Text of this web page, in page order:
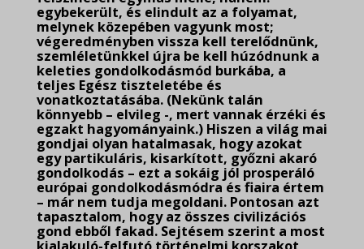
egybekerült, és elindult az a folyamat,
melynek közepében vagyunk most;
végeredményben vissza kell terelődnünk,
szemléletünkkel újra be kell húzódnunk a
keleties gondolkodásmód burkába, a
teljes Egész tiszteletébe és
vonatkoztatásába. (Nekünk talán
könnyebb – elvileg -, mert vannak érzéki és
egzakt hagyományaink.) Hiszen a világ mai
gondjai olyan hatalmasak, hogy azokat
egy partikuláris, kisarkított, győzni akaró
gondolkodás – ezt a sokáig jól prosperáló
európai gondolkodásmódra és fiaira értem
– már nem tudja megoldani. Pontosan azt
tapasztalom, hogy az összes civilizációs
gond ebből fakad. Sejtésem szerint a most